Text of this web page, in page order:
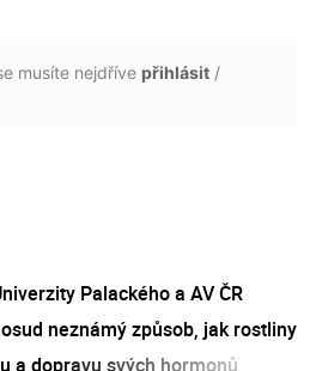
musíte nejdříve přihlásit /
Palackého a AV ČR
neznámý způsob, jak rostliny
a dopravu svých hormonů